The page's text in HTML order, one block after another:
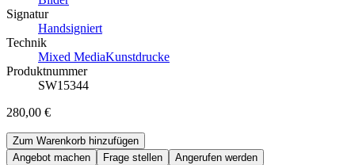
Signatur
Handsigniert
Technik
Mixed MediaKunstdrucke
Produktnummer
SW15344
280,00 €
Zum Warenkorb hinzufügen
Angebot machen
Frage stellen Angerufen werden